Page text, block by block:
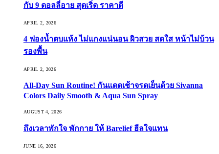
กับ 9 ดอลลี่อาย สุดเริ่ด ราคาดี
APRIL 2, 2026
4 ฟองน้ำตบแห้ง ไม่แกงแน่นอน ผิวสวย สดใส หน้าไม่บ้วน
รองพื้น
APRIL 2, 2026
All-Day Sun Routine! กันแดดเช้าจรดเย็นด้วย Sivanna
Colors Daily Smooth & Aqua Sun Spray
AUGUST 4, 2026
ถึงเวลาพักใจ พักกาย ให้ Barelief ฮีลใจแทน
JUNE 16, 2026